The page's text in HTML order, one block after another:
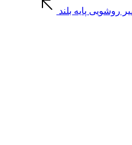
روشویی پایه بلند